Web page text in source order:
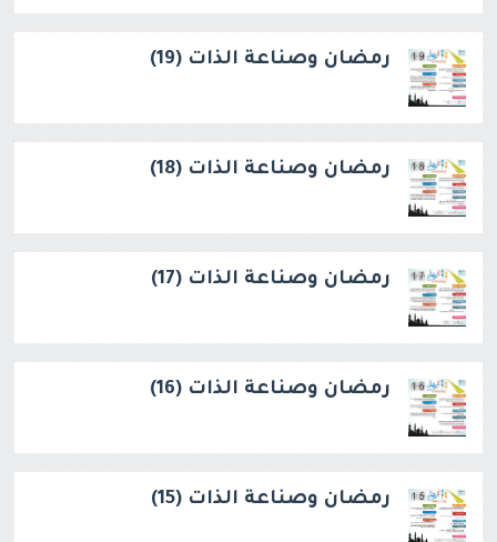
رمضان وصناعة الذات (19)
رمضان وصناعة الذات (18)
رمضان وصناعة الذات (17)
رمضان وصناعة الذات (16)
رمضان وصناعة الذات (15)